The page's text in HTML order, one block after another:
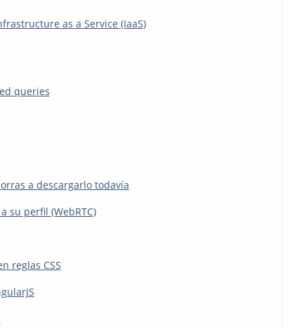
as a Service (IaaS)
queries
a descargarlo todavía
su perfil (WebRTC)
reglas CSS